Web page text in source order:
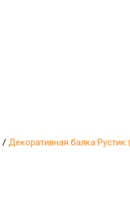
/ Декоративная балка Рустик